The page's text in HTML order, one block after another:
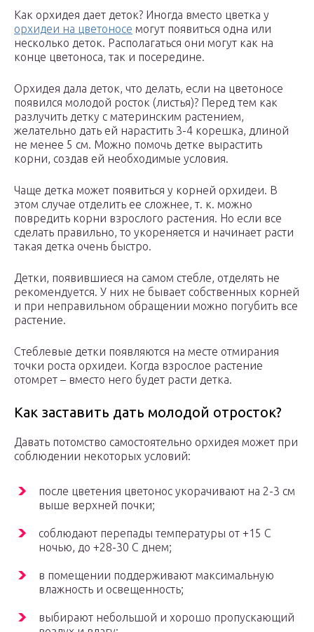
Как орхидея дает деток? Иногда вместо цветка у
орхидеи на цветоносе могут появиться одна или
несколько деток. Располагаться они могут как на
конце цветоноса, так и посередине.
Орхидея дала деток, что делать, если на цветоносе
появился молодой росток (листья)? Перед тем как
разлучить детку с материнским растением,
желательно дать ей нарастить 3-4 корешка, длиной
не менее 5 см. Можно помочь детке вырастить
корни, создав ей необходимые условия.
Чаще детка может появиться у корней орхидеи. В
этом случае отделить ее сложнее, т. к. можно
повредить корни взрослого растения. Но если все
сделать правильно, то укореняется и начинает расти
такая детка очень быстро.
Детки, появившиеся на самом стебле, отделять не
рекомендуется. У них не бывает собственных корней
и при неправильном обращении можно погубить все
растение.
Стеблевые детки появляются на месте отмирания
точки роста орхидеи. Когда взрослое растение
отомрет – вместо него будет расти детка.
Как заставить дать молодой отросток?
Давать потомство самостоятельно орхидея может при
соблюдении некоторых условий:
после цветения цветонос укорачивают на 2-3 см
выше верхней почки;
соблюдают перепады температуры от +15 С
ночью, до +28-30 С днем;
в помещении поддерживают максимальную
влажность и освещенность;
выбирают небольшой и хорошо пропускающий